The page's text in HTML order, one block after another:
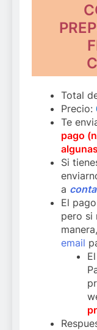
Total
Precio:
Te
pago
Si
a
El
pero si
email